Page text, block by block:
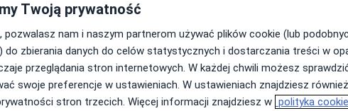
Dzięki wieloletniemu
zapewniam pacjentom
na proces przywracania
Twoją prywatność
pozwalasz nam i naszym partnerom używać plików cookie (lub
do zbierania danych do celów statystycznych i dostarczania treści w
przeglądania stron internetowych. W każdej chwili możesz
swoje preferencje w ustawieniach. W ustawieniach znajdziesz
stron trzecich. Więcej informacji znajdziesz w polityka